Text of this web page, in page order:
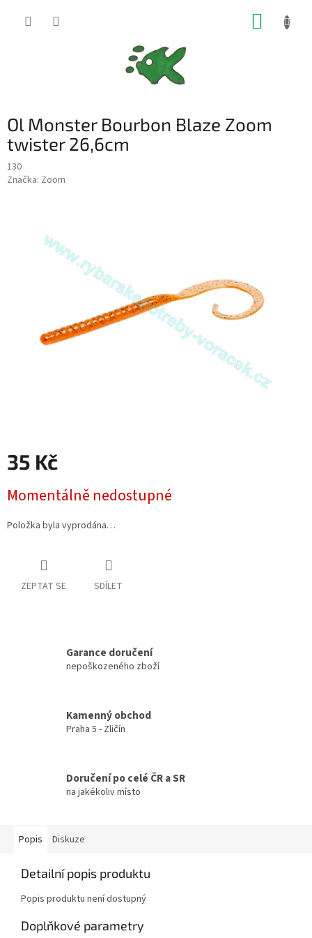
Ol Monster Bourbon Blaze Zoom
twister 26,6cm
130
Značka: Zoom
35 Kč
cena:
Momentálně nedostupné
Položka byla vyprodána…
ZEPTAT SE SDÍLET
Garance doručení
nepoškozeného zboží
Kamenný obchod
Praha 5 - Zličín
Doručení po celé ČR a SR
na jakékoliv místo
Popis Diskuze
Detailní popis produktu
Popis produktu není dostupný
Doplňkové parametry